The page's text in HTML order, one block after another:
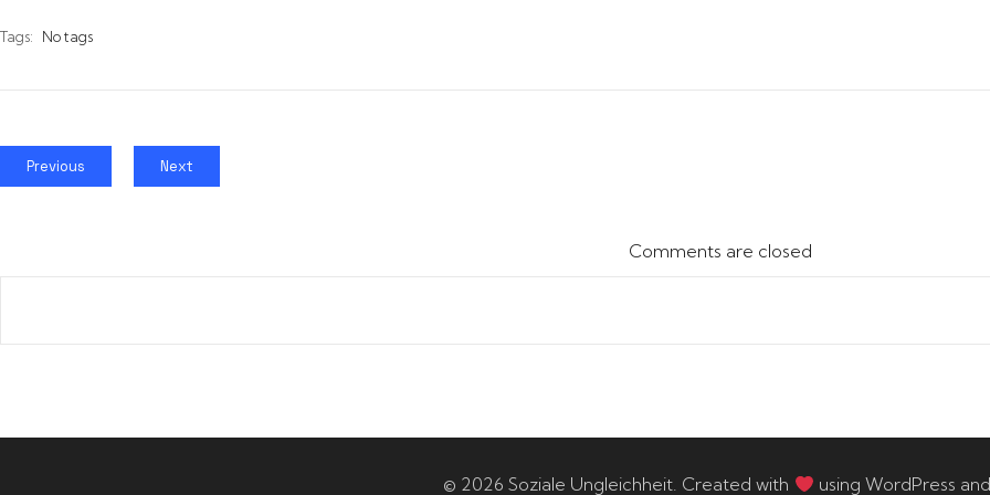
Tags: No tags
Previous Next
Comments are closed
© 2026 Soziale Ungleichheit. Created with using WordPress and